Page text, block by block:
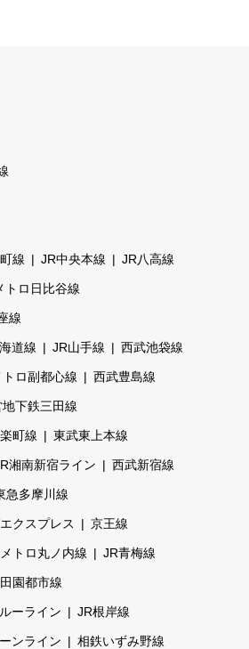
線 JR中央本線 JR八高線
トロ日比谷線
線
道線 JR山手線 西武池袋線
ロ副都心線 西武豊島線
下鉄三田線
町線 東武東上本線
湘南新宿ライン 西武新宿線
急多摩川線
クスプレス 京王線
トロ丸ノ内線 JR青梅線
園都市線
ーライン JR根岸線
ンライン 相鉄いずみ野線